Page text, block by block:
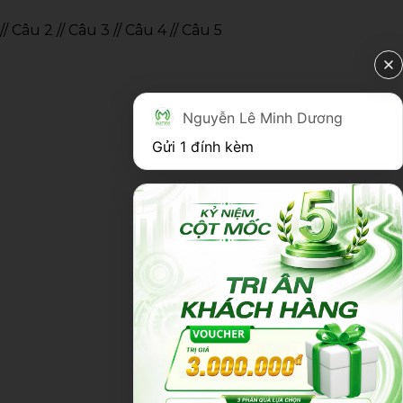
// Câu 2 // Câu 3 // Câu 4 // Câu 5
Nguyễn Lê Minh Dương
Gửi 1 đính kèm